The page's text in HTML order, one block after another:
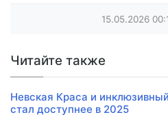
15.05.2026
Читайте также
Невская Краса и
стал доступнее в 2025